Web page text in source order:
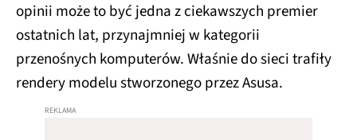
opinii może to być jedna z ciekawszych premier
ostatnich lat, przynajmniej w kategorii
przenośnych komputerów. Właśnie do sieci trafiły
rendery modelu stworzonego przez Asusa.